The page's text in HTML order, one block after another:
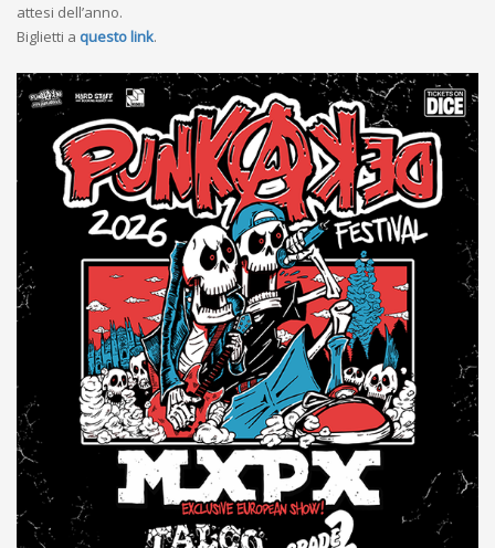
attesi dell’anno.
Biglietti a questo link.